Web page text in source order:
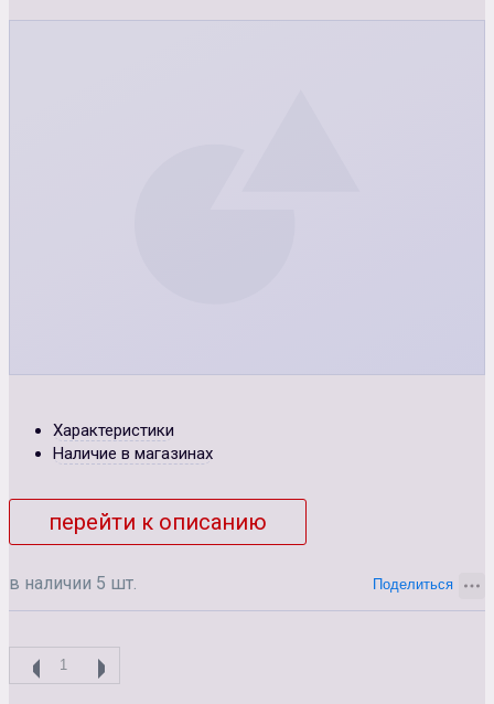
Характеристики
Наличие в магазинах
перейти к описанию
в наличии 5 шт.